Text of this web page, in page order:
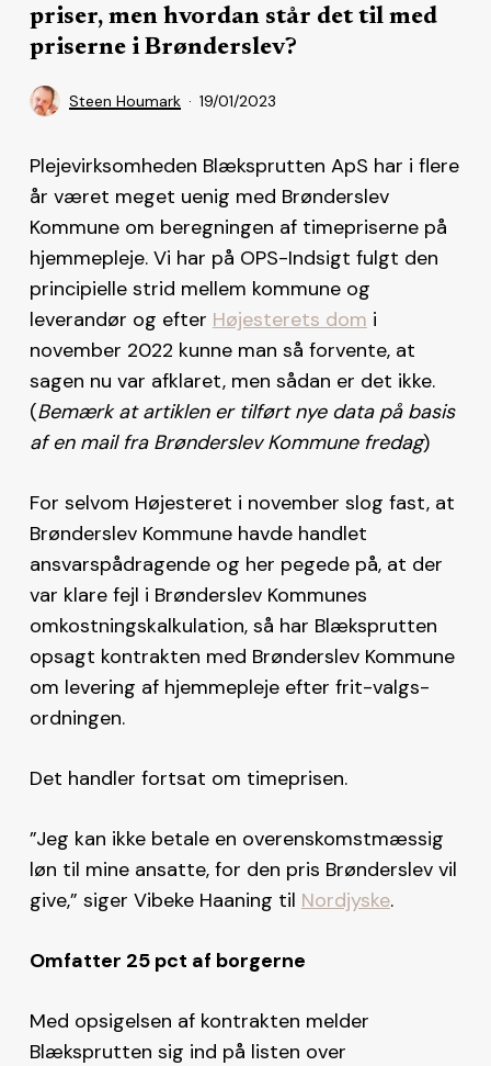
priser, men hvordan står det til med
priserne i Brønderslev?
Steen Houmark 19/01/2023
Plejevirksomheden Blæksprutten ApS har i flere
år været meget uenig med Brønderslev
Kommune om beregningen af timepriserne på
hjemmepleje. Vi har på OPS-Indsigt fulgt den
principielle strid mellem kommune og
leverandør og efter Højesterets dom i
november 2022 kunne man så forvente, at
sagen nu var afklaret, men sådan er det ikke.
(Bemærk at artiklen er tilført nye data på basis
af en mail fra Brønderslev Kommune fredag)
For selvom Højesteret i november slog fast, at
Brønderslev Kommune havde handlet
ansvarspådragende og her pegede på, at der
var klare fejl i Brønderslev Kommunes
omkostningskalkulation, så har Blæksprutten
opsagt kontrakten med Brønderslev Kommune
om levering af hjemmepleje efter frit-valgs-
ordningen.
Det handler fortsat om timeprisen.
”Jeg kan ikke betale en overenskomstmæssig
løn til mine ansatte, for den pris Brønderslev vil
give,” siger Vibeke Haaning til Nordjyske.
Omfatter 25 pct af borgerne
Med opsigelsen af kontrakten melder
Blæksprutten sig ind på listen over